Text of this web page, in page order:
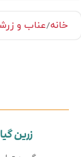
خانه عناب و
زرین